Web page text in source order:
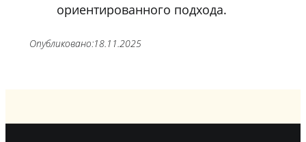
ориентированного подхода.
Опубликовано:18.11.2025